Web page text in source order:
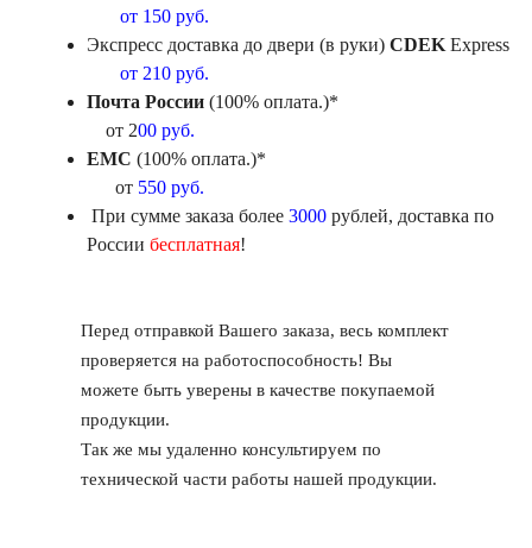
от 150 руб.
Экспресс доставка до двери (в руки) CDEK Express
от 210 руб.
Почта России (100% оплата.)*
от 200 руб.
ЕМС (100% оплата.)*
от 550 руб.
При сумме заказа более 3000 рублей, доставка по
России бесплатная!
Перед отправкой Вашего заказа, весь комплект
проверяется на работоспособность! Вы
можете быть уверены в качестве покупаемой
продукции.
Так же мы удаленно консультируем по
технической части работы нашей продукции.